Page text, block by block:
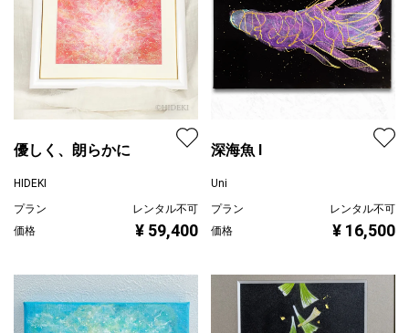
優しく、朗らかに
HIDEKI
プラン
レンタル不可
価格
¥ 59,400
深海魚 Ⅰ
Uni
プラン
レンタル不可
価格
¥ 16,500